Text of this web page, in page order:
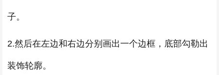
子。
2.然后在左边和右边分别画出一个边框，底部勾勒出
装饰轮廓。